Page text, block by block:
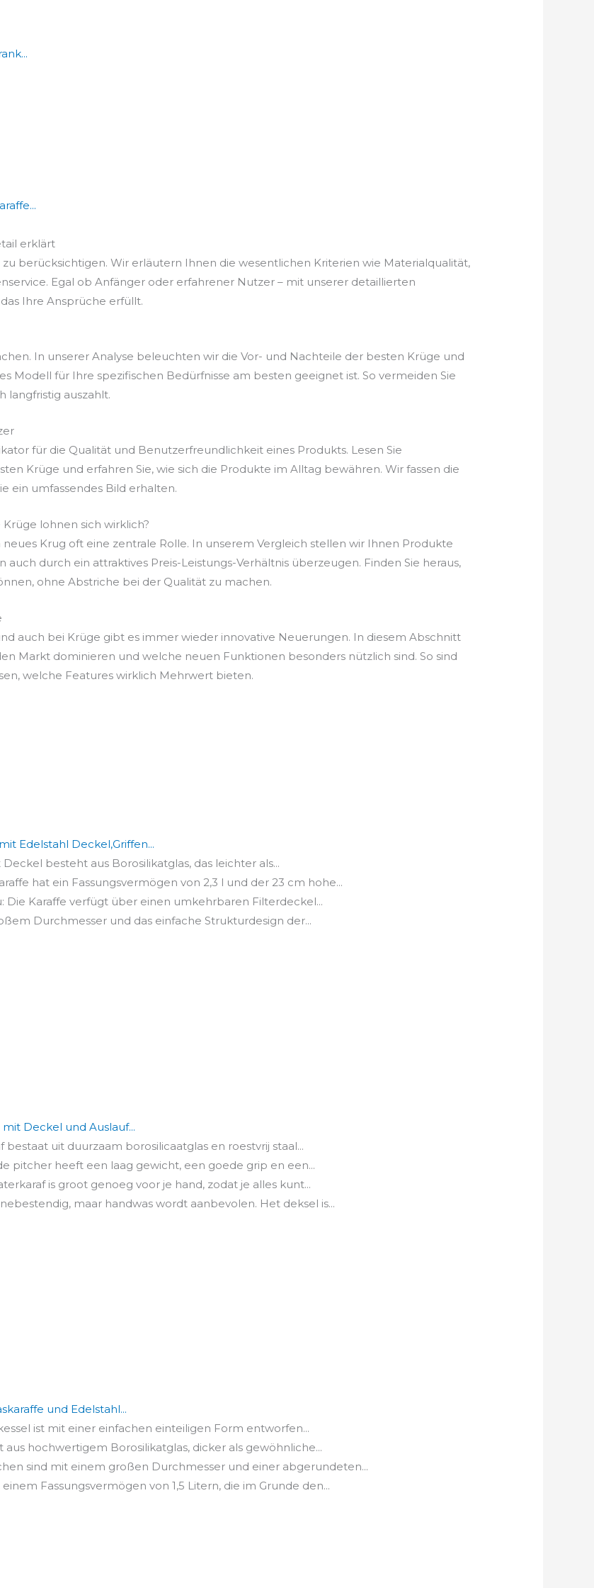
erklärt
berücksichtigen. Wir erläutern Ihnen die wesentlichen Kriterien wie Materialqualität,
Egal ob Anfänger oder erfahrener Nutzer – mit unserer detaillierten
Ihre Ansprüche erfüllt.
In unserer Analyse beleuchten wir die Vor- und Nachteile der besten Krüge und
Modell für Ihre spezifischen Bedürfnisse am besten geeignet ist. So vermeiden Sie
langfristig auszahlt.
für die Qualität und Benutzerfreundlichkeit eines Produkts. Lesen Sie
Krüge und erfahren Sie, wie sich die Produkte im Alltag bewähren. Wir fassen die
ein umfassendes Bild erhalten.
lohnen sich wirklich?
Krug oft eine zentrale Rolle. In unserem Vergleich stellen wir Ihnen Produkte
durch ein attraktives Preis-Leistungs-Verhältnis überzeugen. Finden Sie heraus,
ohne Abstriche bei der Qualität zu machen.
auch bei Krüge gibt es immer wieder innovative Neuerungen. In diesem Abschnitt
Markt dominieren und welche neuen Funktionen besonders nützlich sind. So sind
welche Features wirklich Mehrwert bieten.
Edelstahl Deckel,Griffen...
besteht aus Borosilikatglas, das leichter als...
hat ein Fassungsvermögen von 2,3 l und der 23 cm hohe...
Die Karaffe verfügt über einen umkehrbaren Filterdeckel...
Durchmesser und das einfache Strukturdesign der...
mit Deckel und Auslauf...
bestaat uit duurzaam borosilicaatglas en roestvrij staal...
pitcher heeft een laag gewicht, een goede grip en een...
is groot genoeg voor je hand, zodat je alles kunt...
maar handwas wordt aanbevolen. Het deksel is...
und Edelstahl...
ist mit einer einfachen einteiligen Form entworfen...
aus hochwertigem Borosilikatglas, dicker als gewöhnliche...
sind mit einem großen Durchmesser und einer abgerundeten...
Fassungsvermögen von 1,5 Litern, die im Grunde den...